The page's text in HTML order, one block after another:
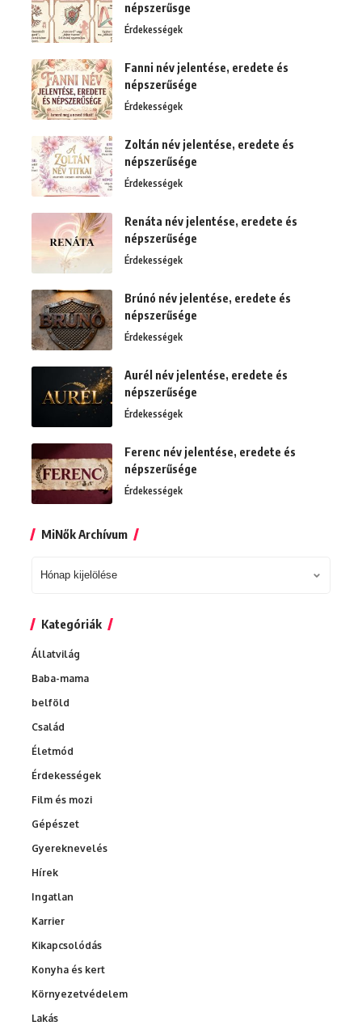
népszerűsge
Érdekességek
Fanni név jelentése, eredete és
népszerűsége
Érdekességek
Zoltán név jelentése, eredete és
népszerűsége
Érdekességek
Renáta név jelentése, eredete és
népszerűsége
Érdekességek
Brúnó név jelentése, eredete és
népszerűsége
Érdekességek
Aurél név jelentése, eredete és
népszerűsége
Érdekességek
Ferenc név jelentése, eredete és
népszerűsége
Érdekességek
MiNők Archívum
MiNők
Kategóriák
Állatvilág
Baba-mama
belföld
Család
Életmód
Érdekességek
Film és mozi
Gépészet
Gyereknevelés
Hírek
Ingatlan
Karrier
Kikapcsolódás
Konyha és kert
Környezetvédelem
Lakás